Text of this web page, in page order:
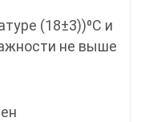
(18±3))⁰С и
не выше